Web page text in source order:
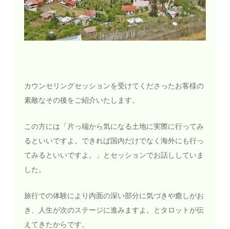
カウンセリングセッションを受けてくださったお客様の
素敵なその後をご紹介いたします。
この方には「片っ端から気になる土地に実際に行ってみ
るといいですよ。できれば国内だけでなく海外にも行っ
てみるといいですよ。」とセッションでお話ししていま
した。
旅行での体験により内面の深い部分に気づきや癒しがお
き、人生が次のステージに進みますよ。とタロットが伝
えてきたからです。